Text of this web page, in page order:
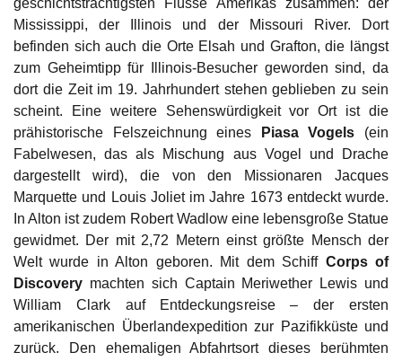
geschichtsträchtigsten Flüsse Amerikas zusammen: der
Mississippi, der Illinois und der Missouri River. Dort
befinden sich auch die Orte Elsah und Grafton, die längst
zum Geheimtipp für Illinois-Besucher geworden sind, da
dort die Zeit im 19. Jahrhundert stehen geblieben zu sein
scheint. Eine weitere Sehenswürdigkeit vor Ort ist die
prähistorische Felszeichnung eines
Piasa Vogels (ein
Fabelwesen, das als Mischung aus Vogel und Drache
dargestellt wird), die von den Missionaren Jacques
Marquette und Louis Joliet im Jahre 1673 entdeckt wurde.
In Alton ist zudem Robert Wadlow eine lebensgroße Statue
gewidmet. Der mit 2,72 Metern einst größte Mensch der
Welt wurde in Alton geboren. Mit dem Schiff Corps of
Discovery machten sich Captain Meriwether Lewis und
William Clark auf Entdeckungsreise – der ersten
amerikanischen Überlandexpedition zur Pazifikküste und
zurück. Den ehemaligen Abfahrtsort dieses berühmten